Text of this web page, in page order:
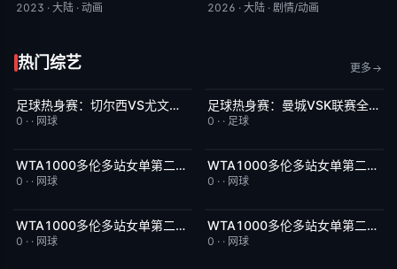
2023 · 大陆 · 动画 2026 · 大陆 · 剧情/动画
热门综艺 更多
今日更新 5.0
足球热身赛：切尔西VS尤文图斯20260805
0 · · 网球
今日更新 8.0足球热身赛：曼城VSK联赛全明星20260805
0 · · 足球
今日更新 7.0WTA1000多伦多站女单第二轮：陶森VS巴图科娃
0 · · 网球
今日更新 6.0WTA1000多伦多站女单第二轮：萨巴伦卡VS内岛萌夏
0 · · 网球
今日更新 5.0WTA1000多伦多站女单第二轮：科斯秋克VS谢博芙
0 · · 网球
今日更新 4.0WTA1000多伦多站女单第二轮：贝莱克VS斯瓦泰克
0 · · 网球